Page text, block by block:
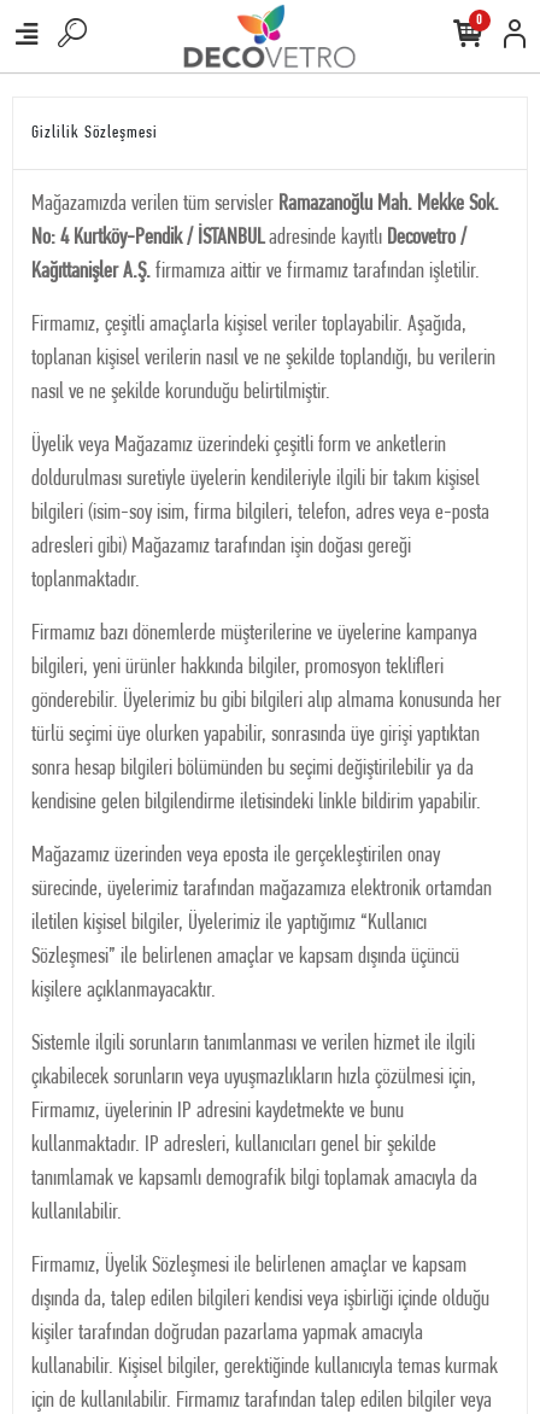
0
Gizlilik Sözleşmesi
Mağazamızda verilen tüm servisler Ramazanoğlu Mah. Mekke Sok.
No: 4 Kurtköy-Pendik / İSTANBULadresinde kayıtlı Decovetro /
Kağıttanişler A.Ş. firmamıza aittir ve firmamız tarafından işletilir.
Firmamız, çeşitli amaçlarla kişisel veriler toplayabilir. Aşağıda,
toplanan kişisel verilerin nasıl ve ne şekilde toplandığı, bu verilerin
nasıl ve ne şekilde korunduğu belirtilmiştir.
Üyelik veya Mağazamız üzerindeki çeşitli form ve anketlerin
doldurulması suretiyle üyelerin kendileriyle ilgili bir takım kişisel
bilgileri (isim-soy isim, firma bilgileri, telefon, adres veya e-posta
adresleri gibi) Mağazamız tarafından işin doğası gereği
toplanmaktadır.
Firmamız bazı dönemlerde müşterilerine ve üyelerine kampanya
bilgileri, yeni ürünler hakkında bilgiler, promosyon teklifleri
gönderebilir. Üyelerimiz bu gibi bilgileri alıp almama konusunda her
türlü seçimi üye olurken yapabilir, sonrasında üye girişi yaptıktan
sonra hesap bilgileri bölümünden bu seçimi değiştirilebilir ya da
kendisine gelen bilgilendirme iletisindeki linkle bildirim yapabilir.
Mağazamız üzerinden veya eposta ile gerçekleştirilen onay
sürecinde, üyelerimiz tarafından mağazamıza elektronik ortamdan
iletilen kişisel bilgiler, Üyelerimiz ile yaptığımız “Kullanıcı
Sözleşmesi” ile belirlenen amaçlar ve kapsam dışında üçüncü
kişilere açıklanmayacaktır.
Sistemle ilgili sorunların tanımlanması ve verilen hizmet ile ilgili
çıkabilecek sorunların veya uyuşmazlıkların hızla çözülmesi için,
Firmamız, üyelerinin IP adresini kaydetmekte ve bunu
kullanmaktadır. IP adresleri, kullanıcıları genel bir şekilde
tanımlamak ve kapsamlı demografik bilgi toplamak amacıyla da
kullanılabilir.
Firmamız, Üyelik Sözleşmesi ile belirlenen amaçlar ve kapsam
dışında da, talep edilen bilgileri kendisi veya işbirliği içinde olduğu
kişiler tarafından doğrudan pazarlama yapmak amacıyla
kullanabilir. Kişisel bilgiler, gerektiğinde kullanıcıyla temas kurmak
için de kullanılabilir. Firmamız tarafından talep edilen bilgiler veya